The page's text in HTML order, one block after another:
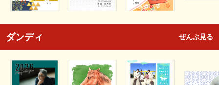
ダンディ ぜんぶ見る